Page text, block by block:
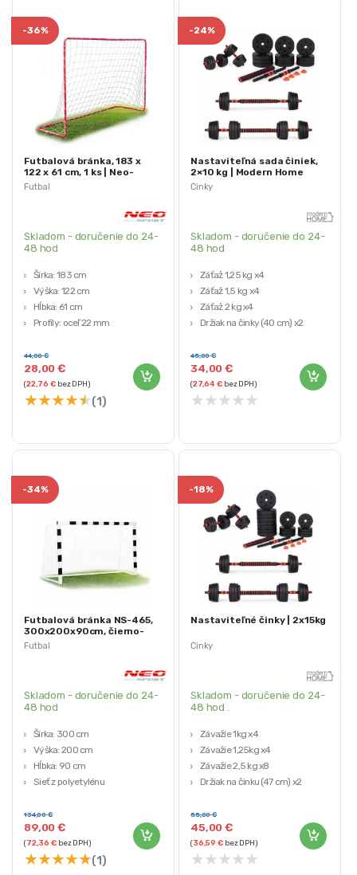
Futbal
-36%
Futbalová bránka, 183 x
122 x 61 cm, 1 ks | Neo-
Sport
Skladom - doručenie do 24-
48 hod
Šírka: 183 cm
Výška: 122 cm
Hĺbka: 61 cm
Profily: oceľ 22 mm
28,00€
44,00€
(22,76€bez DPH)
★★★★★(1)
Činky
-24%
Nastaviteľná sada činiek,
2×10 kg | Modern Home
Skladom - doručenie do 24-
48 hod
Záťaž 1,25 kg x4
Záťaž 1,5 kg x4
Záťaž 2 kg x4
Držiak na činky (40 cm) x2
34,00€
45,00€
(27,64€bez DPH)
★★★★★
Futbal
-34%
Futbalová bránka NS-465,
300x200x90cm, čierno-
biela | Neo-Sport
Skladom - doručenie do 24-
48 hod
Šírka: 300 cm
Výška: 200 cm
Hĺbka: 90 cm
Sieť z polyetylénu
89,00€
134,00€
(72,36€bez DPH)
★★★★★(1)
Činky
-18%
Nastaviteľné činky | 2x15kg
Skladom - doručenie do 24-
48 hod .
Závažie 1kg x4
Závažie 1,25kg x4
Závažie 2,5 kg x8
Držiak na činku (47 cm) x2
45,00€
55,00€
(36,59€bez DPH)
★★★★★